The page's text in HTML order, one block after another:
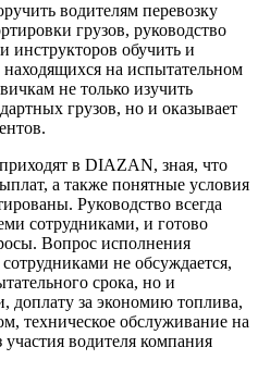
водителям перевозку
грузов, руководство
обучить и
находящихся на испытательном
не только изучить
грузов, но и оказывает
в DIAZAN, зная, что
а также понятные условия
Руководство всегда
сотрудниками, и готово
Вопрос исполнения
не обсуждается,
срока, но и
доплату за экономию топлива,
техническое обслуживание на
водителя компания